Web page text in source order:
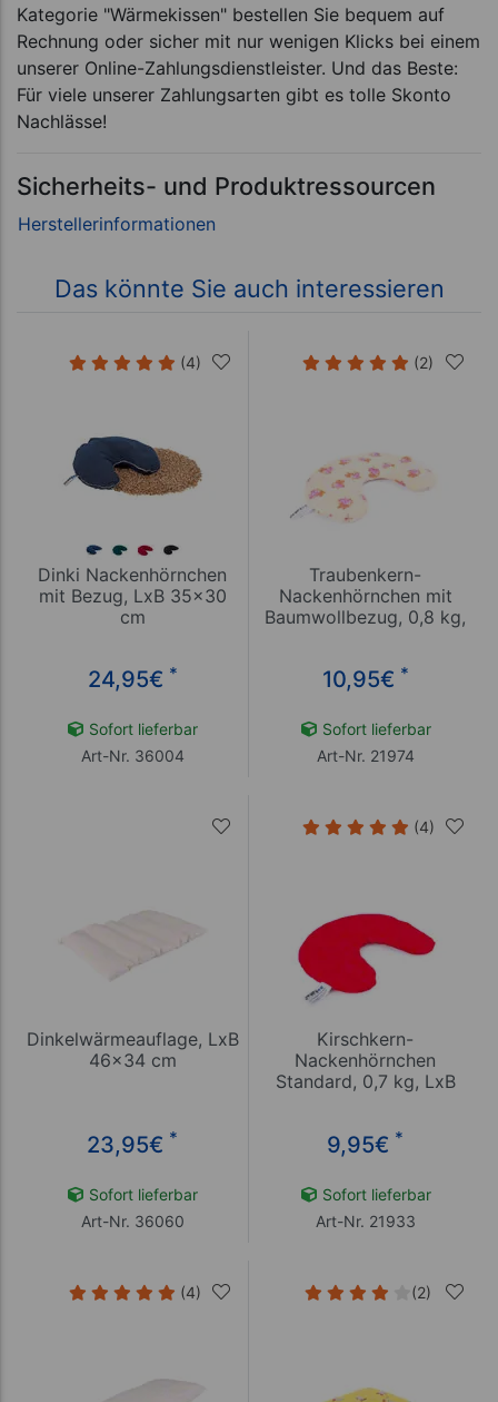
Kategorie "Wärmekissen" bestellen Sie bequem auf
Rechnung oder sicher mit nur wenigen Klicks bei einem
unserer Online-Zahlungsdienstleister. Und das Beste:
Für viele unserer Zahlungsarten gibt es tolle Skonto
Nachlässe!
Sicherheits- und Produktressourcen
Das könnte Sie auch interessieren
(4)
Dinki Nackenhörnchen
mit Bezug, LxB 35x30
cm
24,95€ *
Sofort lieferbar
Art-Nr. 36004
(2)
Traubenkern-
Nackenhörnchen mit
Baumwollbezug, 0,8 kg,
10,95€ *
Sofort lieferbar
Art-Nr. 21974
Dinkelwärmeauflage, LxB
46x34 cm
23,95€ *
Sofort lieferbar
Art-Nr. 36060
(4)
Kirschkern-
Nackenhörnchen
Standard, 0,7 kg, LxB
9,95€ *
Sofort lieferbar
Art-Nr. 21933
(4) (2)